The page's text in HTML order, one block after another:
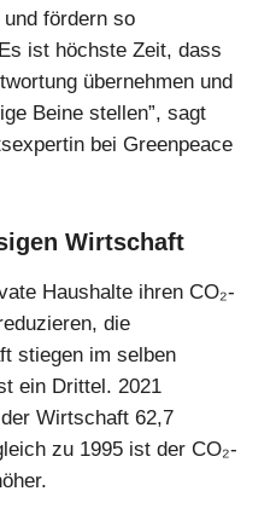
fördern so
ist höchste Zeit, dass
übernehmen und
Beine stellen”, sagt
bei Greenpeace
Wirtschaft
Haushalte ihren CO₂-
die
stiegen im selben
ein Drittel. 2021
Wirtschaft 62,7
zu 1995 ist der CO₂-